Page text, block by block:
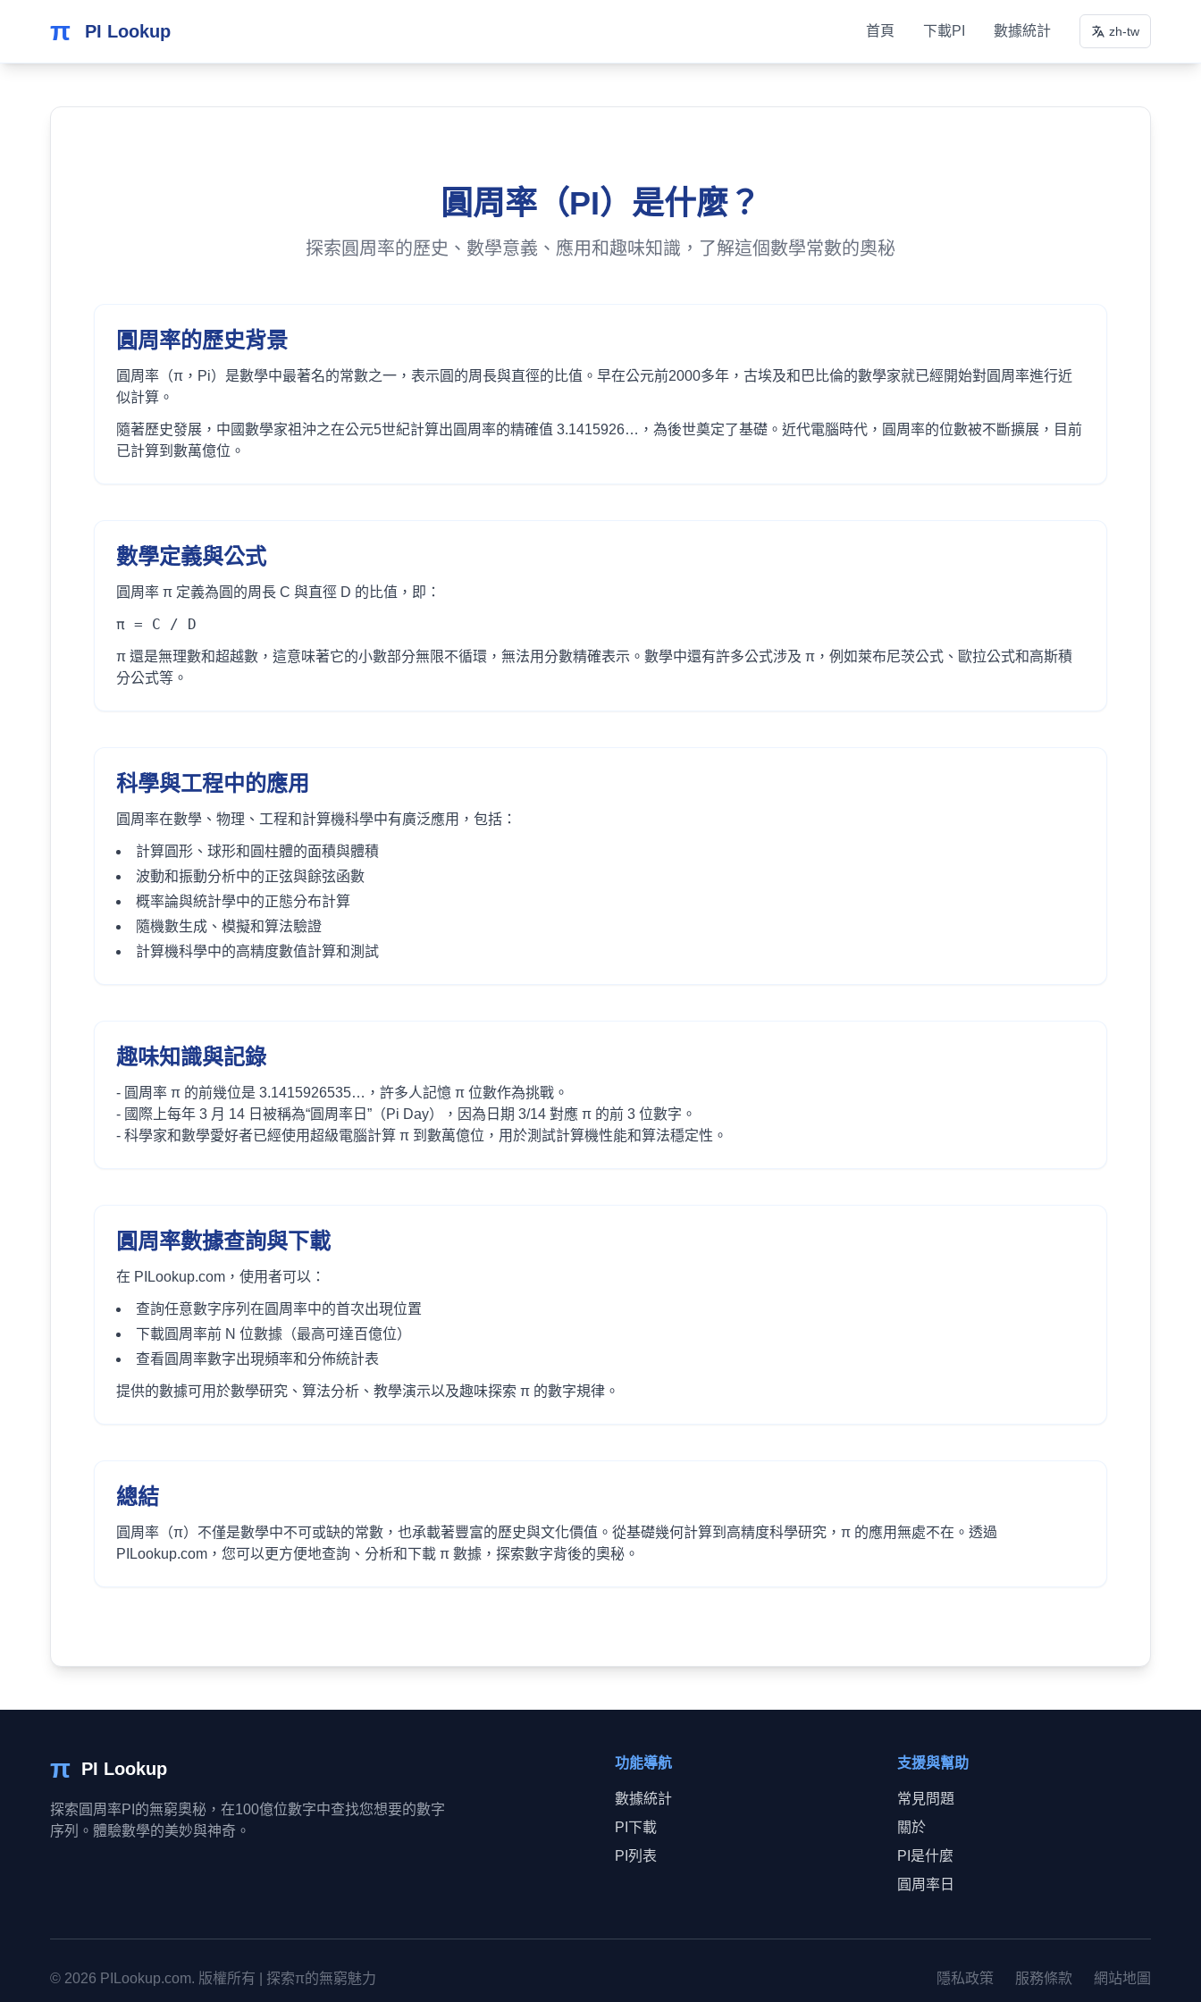
π PI Lookup 首頁 下載PI 數據統計 zh-tw
圓周率（PI）是什麼？
探索圓周率的歷史、數學意義、應用和趣味知識，了解這個數學常數的奧秘
圓周率的歷史背景
圓周率（π，Pi）是數學中最著名的常數之一，表示圓的周長與直徑的比值。早在公元前2000多年，古埃及和巴比倫的數學家就已經開始對圓周率進行近
似計算。
隨著歷史發展，中國數學家祖沖之在公元5世紀計算出圓周率的精確值 3.1415926…，為後世奠定了基礎。近代電腦時代，圓周率的位數被不斷擴展，目前
已計算到數萬億位。
數學定義與公式
圓周率 π 定義為圓的周長 C 與直徑 D 的比值，即：
π = C / D
π 還是無理數和超越數，這意味著它的小數部分無限不循環，無法用分數精確表示。數學中還有許多公式涉及 π，例如萊布尼茨公式、歐拉公式和高斯積
分公式等。
科學與工程中的應用
圓周率在數學、物理、工程和計算機科學中有廣泛應用，包括：
計算圓形、球形和圓柱體的面積與體積
波動和振動分析中的正弦與餘弦函數
概率論與統計學中的正態分布計算
隨機數生成、模擬和算法驗證
計算機科學中的高精度數值計算和測試
趣味知識與記錄
- 圓周率 π 的前幾位是 3.1415926535…，許多人記憶 π 位數作為挑戰。
- 國際上每年 3 月 14 日被稱為“圓周率日”（Pi Day），因為日期 3/14 對應 π 的前 3 位數字。
- 科學家和數學愛好者已經使用超級電腦計算 π 到數萬億位，用於測試計算機性能和算法穩定性。
圓周率數據查詢與下載
在 PILookup.com，使用者可以：
查詢任意數字序列在圓周率中的首次出現位置
下載圓周率前 N 位數據（最高可達百億位）
查看圓周率數字出現頻率和分佈統計表
提供的數據可用於數學研究、算法分析、教學演示以及趣味探索 π 的數字規律。
總結
圓周率（π）不僅是數學中不可或缺的常數，也承載著豐富的歷史與文化價值。從基礎幾何計算到高精度科學研究，π 的應用無處不在。透過
PILookup.com，您可以更方便地查詢、分析和下載 π 數據，探索數字背後的奧秘。
π PI Lookup
探索圓周率PI的無窮奧秘，在100億位數字中查找您想要的數字
序列。體驗數學的美妙與神奇。
功能導航
數據統計
PI下載
PI列表
支援與幫助
常見問題
關於
PI是什麼
圓周率日
© 2026 PILookup.com. 版權所有 探索π的無窮魅力 隱私政策 服務條款 網站地圖